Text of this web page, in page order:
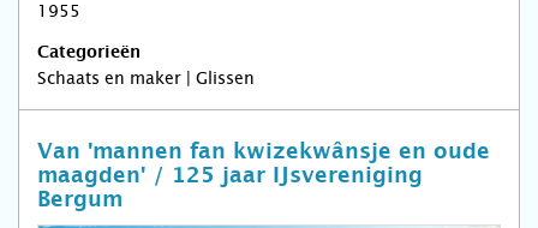
1955
Categorieën
Schaats en maker | Glissen
Van 'mannen fan kwizekwânsje en oude
maagden' / 125 jaar IJsvereniging
Bergum